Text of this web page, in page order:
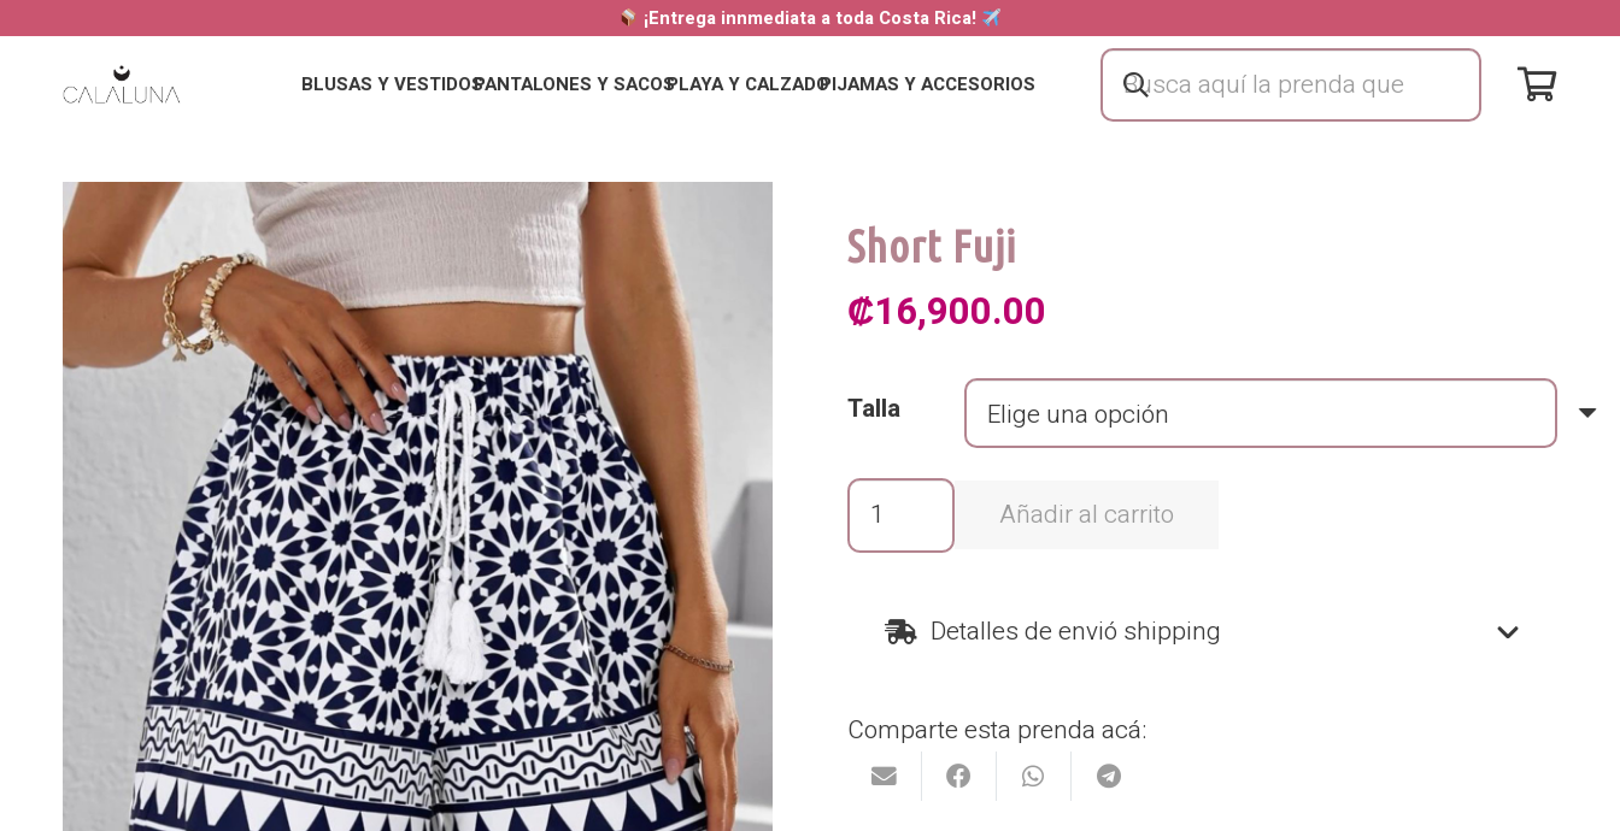
¡Entrega innmediata a toda Costa Rica!
BLUSAS Y VESTIDOSPANTALONES Y SACOSPLAYA Y CALZADOPIJAMAS Y ACCESORIOS
Short Fuji
₡16,900.00
Talla
Short
Fuji
Añadir al carrito
Detalles de envió shipping
Comparte esta prenda acá: